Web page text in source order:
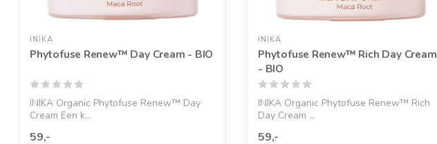
INIKA
Phytofuse Renew™ Day Cream - BIO
INIKA Organic Phytofuse Renew™ Day
Cream Een k...
59,-
INIKA
Phytofuse Renew™ Rich Day Cream
- BIO
INIKA Organic Phytofuse Renew™ Rich
Day Cream ...
59,-